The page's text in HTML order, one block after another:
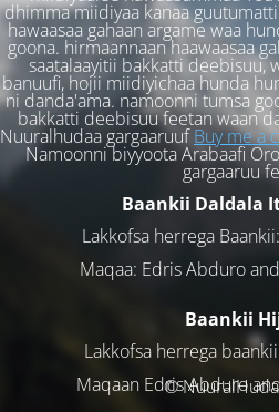
dhimma miidiyaa kanaa
hawaasaa gahaan argame waa
goona. hirmaannaan haawaasaa
saatalaayitii bakkatti deebisuu,
banuufi, hojii miidiyichaa hunda
ni danda'ama. namoonni tumsa
bakkatti deebisuu feetan waan
Nuuralhudaa gargaaruufBuy me a
Namoonni biyyoota Arabaafi
gargaaruu
Baankii Daldala
Lakkofsa herrega Baankii:
Maqaa: Edris Abduro
Baankii
Lakkofsa herrega baankii
Maqaan Edris Abduro
©